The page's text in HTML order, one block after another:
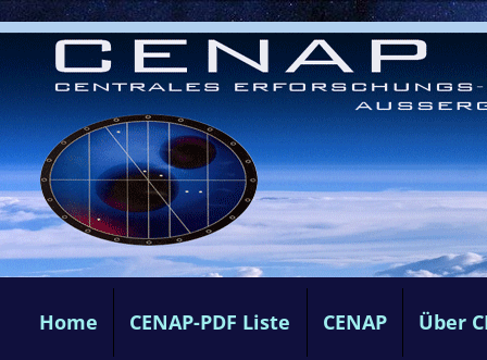
Home CENAP-PDF Liste CENAP Über